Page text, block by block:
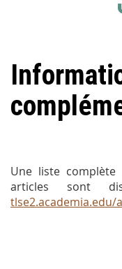
Une liste
articles sont
tlse2.academia.edu/